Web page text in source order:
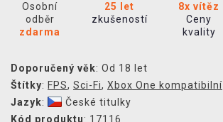
Osobní
odběr
zdarma
25 let
zkušeností
8x vítěz
Ceny
kvality
Doporučený věk: Od 18 let
Štítky: FPS, Sci-Fi, Xbox One kompatibilní
Jazyk:
České titulky
Kód produktu: 17116